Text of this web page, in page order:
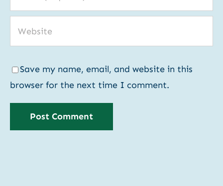
Save my name, email, and website in this
browser for the next time I comment.